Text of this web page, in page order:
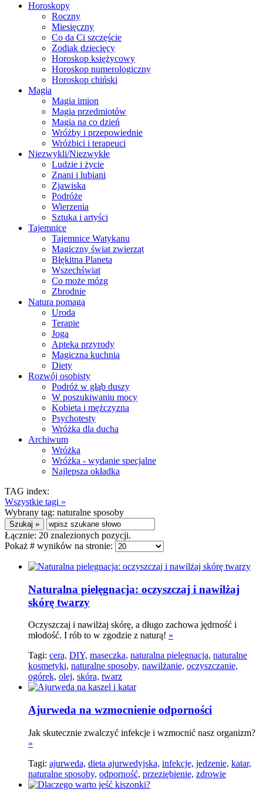
Horoskopy
Roczny
Miesięczny
Co da Ci szczęście
Zodiak dziecięcy
Horoskop księżycowy
Horoskop numerologiczny
Horoskop chiński
Magia
Magia imion
Magia przedmiotów
Magia na co dzień
Wróżby i przepowiednie
Wróżbici i terapeuci
Niezwykli/Niezwykłe
Ludzie i życie
Znani i lubiani
Zjawiska
Podróże
Wierzenia
Sztuka i artyści
Tajemnice
Tajemnice Watykanu
Magiczny świat zwierząt
Błękitna Planeta
Wszechświat
Co może mózg
Zbrodnie
Natura pomaga
Uroda
Terapie
Joga
Apteka przyrody
Magiczna kuchnia
Diety
Rozwój osobisty
Podróż w głąb duszy
W poszukiwaniu mocy
Kobieta i mężczyzna
Psychotesty
Wróżka dla ducha
Archiwum
Wróżka
Wróżka - wydanie specjalne
Najlepsza okładka
TAG index:
Wszystkie tagi »
Wybrany tag: naturalne sposoby
Łącznie: 20 znalezionych pozycji.
Pokaż # wyników na stronie:
Naturalna pielęgnacja: oczyszczaj i nawilżaj
skórę twarzy
Oczyszczaj i nawilżaj skórę, a długo zachowa jędrność i
młodość. I rób to w zgodzie z naturą! »
Tagi: cera, DIY, maseczka, naturalna pielęgnacja, naturalne
kosmetyki, naturalne sposoby, nawilżanie, oczyszczanie,
ogórek, olej, skóra, twarz
Ajurweda na wzmocnienie odporności
Jak skutecznie zwalczyć infekcje i wzmocnić nasz organizm?
»
Tagi: ajurweda, dieta ajurwedyjska, infekcje, jedzenie, katar,
naturalne sposoby, odporność, przeziębienie, zdrowie